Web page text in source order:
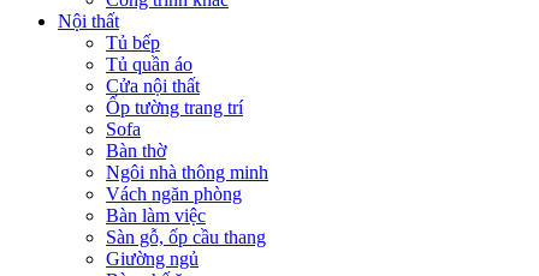
Nội thất
Tủ bếp
Tủ quần áo
Cửa nội thất
Ốp tường trang trí
Sofa
Bàn thờ
Ngôi nhà thông minh
Vách ngăn phòng
Bàn làm việc
Sàn gỗ, ốp cầu thang
Giường ngủ